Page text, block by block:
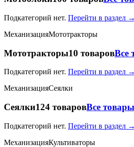
Подкатегорий нет. Перейти в раздел →
МеханизацияМототракторы
Мототракторы10 товаровВсе
Подкатегорий нет. Перейти в раздел →
МеханизацияСеялки
Сеялки124 товаровВсе
Подкатегорий нет. Перейти в раздел →
МеханизацияКультиваторы